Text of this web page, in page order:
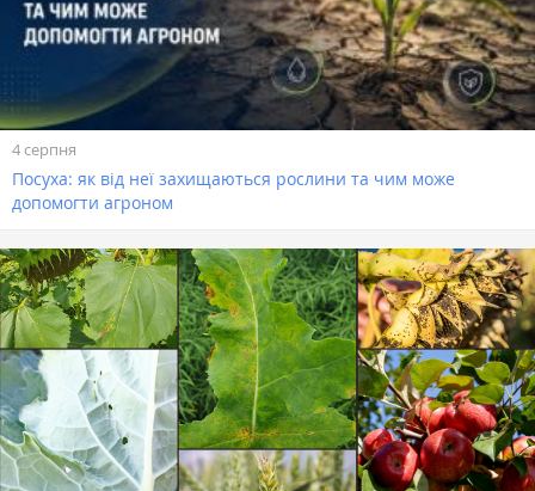
4 серпня
Посуха: як від неї захищаються рослини та чим може
допомогти агроном